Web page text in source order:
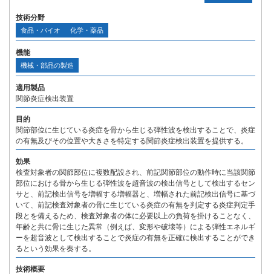
技術分野
食品・バイオ 化学・薬品
機能
機械・部品の製造
適用製品
関節炎症検出装置
目的
関節部位に生じている炎症を骨から生じる弾性波を検出することで、炎症
の有無及びその位置や大きさを特定する関節炎症検出装置を提供する。
効果
検査対象者の関節部位に複数配設され、前記関節部位の動作時に当該関節
部位における骨から生じる弾性波を超音波の検出信号として検出するセン
サと、前記検出信号を増幅する増幅器と、増幅された前記検出信号に基づ
いて、前記検査対象者の骨に生じている炎症の有無を判定する炎症判定手
段とを備えるため、検査対象者の体に必要以上の負荷を掛けることなく、
年齢と共に骨に生じた異常（例えば、変形や破壊等）による弾性エネルギ
ーを超音波として検出することで炎症の有無を正確に検出することができ
るという効果を奏する。
技術概要